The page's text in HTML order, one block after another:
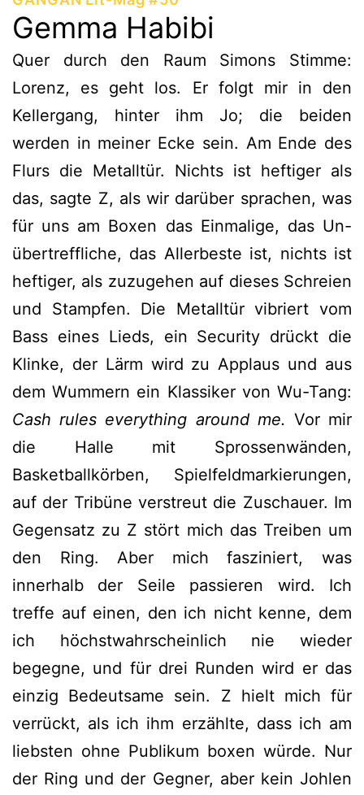
Gemma Habibi
Quer durch den Raum Simons Stimme:
Lorenz, es geht los. Er folgt mir in den
Kellergang, hinter ihm Jo; die beiden
werden in meiner Ecke sein. Am Ende des
Flurs die Metalltür. Nichts ist heftiger als
das, sagte Z, als wir darüber sprachen, was
für uns am Boxen das Einmalige, das Un-
übertreffliche, das Allerbeste ist, nichts ist
heftiger, als zuzugehen auf dieses Schreien
und Stampfen. Die Metalltür vibriert vom
Bass eines Lieds, ein Security drückt die
Klinke, der Lärm wird zu Applaus und aus
dem Wummern ein Klassiker von Wu-Tang:
Cash rules everything around me. Vor mir
die Halle mit Sprossenwänden,
Basketballkörben, Spielfeldmarkierungen,
auf der Tribüne verstreut die Zuschauer. Im
Gegensatz zu Z stört mich das Treiben um
den Ring. Aber mich fasziniert, was
innerhalb der Seile passieren wird. Ich
treffe auf einen, den ich nicht kenne, dem
ich höchstwahrscheinlich nie wieder
begegne, und für drei Runden wird er das
einzig Bedeutsame sein. Z hielt mich für
verrückt, als ich ihm erzählte, dass ich am
liebsten ohne Publikum boxen würde. Nur
der Ring und der Gegner, aber kein Johlen